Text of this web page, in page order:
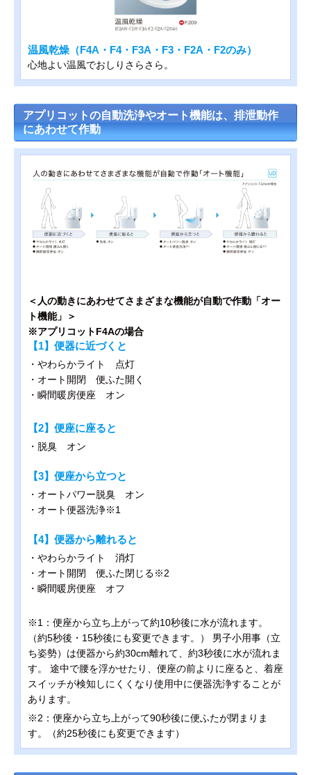
温風乾燥（F4A・F4・F3A・F3・F2A・F2のみ）
心地よい温風でおしりさらさら。
アプリコットの自動洗浄やオート機能は、排泄動作
にあわせて作動
＜人の動きにあわせてさまざまな機能が自動で作動「オー
ト機能」＞
※アプリコットF4Aの場合
【1】便器に近づくと
・やわらかライト 点灯
・オート開閉 便ふた開く
・瞬間暖房便座 オン
【2】便座に座ると
・脱臭 オン
【3】便座から立つと
・オートパワー脱臭 オン
・オート便器洗浄※1
【4】便器から離れると
・やわらかライト 消灯
・オート開閉 便ふた閉じる※2
・瞬間暖房便座 オフ
※1：便座から立ち上がって約10秒後に水が流れます。
（約5秒後・15秒後にも変更できます。） 男子小用事（立
ち姿勢）は便器から約30cm離れて、約3秒後に水が流れま
す。 途中で腰を浮かせたり、便座の前よりに座ると、着座
スイッチが検知しにくくなり使用中に便器洗浄することが
あります。
※2：便座から立ち上がって90秒後に便ふたが閉まりま
す。（約25秒後にも変更できます）